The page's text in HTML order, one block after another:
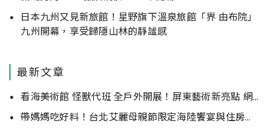
日本九州又見新旅館！星野旗下溫泉旅館「界 由布院」
九州開幕，享受歸隱山林的靜謐感
最新文章
看海美術館 怪獸代班 全戶外開展！屏東藝術新亮點 網美必拍。
帶媽媽吃好料！台北艾麗母親節限定海陸饗宴與住房專案一次收藏。